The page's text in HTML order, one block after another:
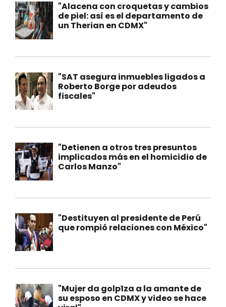
"Alacena con croquetas y cambios
de piel: así es el departamento de
un Therian en CDMX"
"SAT asegura inmuebles ligados a
Roberto Borge por adeudos
fiscales"
"Detienen a otros tres presuntos
implicados más en el homicidio de
Carlos Manzo"
"Destituyen al presidente de Perú
que rompió relaciones con México"
"Mujer da golp1za a la amante de
su esposo en CDMX y video se hace